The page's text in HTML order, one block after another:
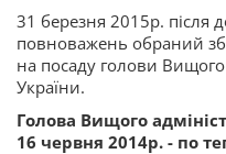
31 березня 2015р. після
повноважень обраний
на посаду голови Вищого
України.
Голова Вищого
16 червня 2014р. - по